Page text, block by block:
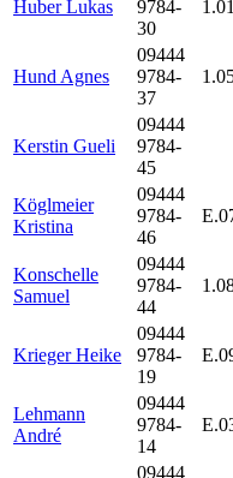
Huber Lukas
9784-
30
1.01
Hund Agnes
09444
9784-
37
Kerstin Gueli
09444
9784-
45
Köglmeier
Kristina
09444
9784-
46
Konschelle
Samuel
09444
9784-
44
Krieger Heike
09444
9784-
19
Lehmann
André
09444
9784-
14
09444